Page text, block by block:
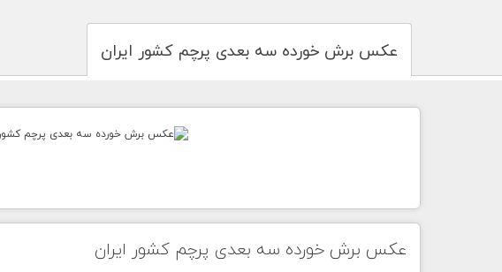
عکس برش خورده سه بعدی پرچم کشور ایران
عکس برش خورده سه بعدی پرچم کشور ایران